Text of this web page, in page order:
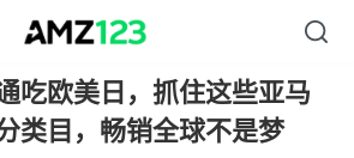
吃欧美日，抓住这些亚马
类目，畅销全球不是梦